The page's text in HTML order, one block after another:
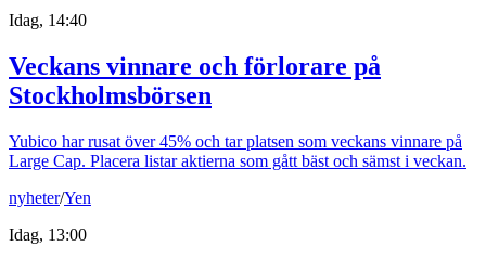
Idag, 14:40
Veckans vinnare och förlorare på
Stockholmsbörsen
Yubico har rusat över 45% och tar platsen som veckans vinnare på
Large Cap. Placera listar aktierna som gått bäst och sämst i veckan.
nyheter/Yen
Idag, 13:00